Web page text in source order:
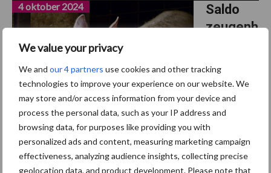
We value your privacy
We and our 4 partners use cookies and other tracking
technologies to improve your experience on our website. We
may store and/or access information from your device and
process the personal data, such as your IP address and
browsing data, for purposes like providing you with
personalized ads and content, measuring marketing campaign
effectiveness, analyzing audience insights, collecting precise
geolocation data, and product development. Please note that
Saldo
zeugenh
dan in
2023
4 oktober 2024
In augustus
2024 bedroeg het maandsaldo in de zeugenhouderij 48.900 euro
per bedrijf. Na een sterke financiële start van het jaar, betekende